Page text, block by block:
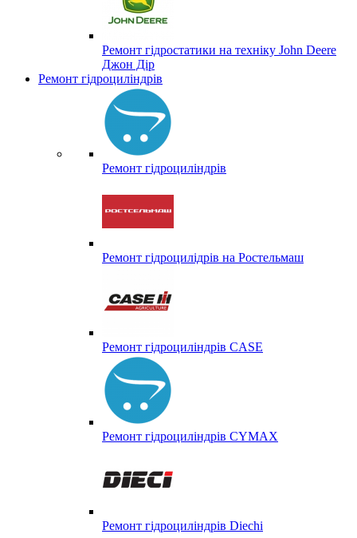
Ремонт гідростатики на техніку John Deere
Джон Дір
Ремонт гідроциліндрів
Ремонт гідроциліндрів
Ремонт гідроцилідрів на Ростельмаш
Ремонт гідроциліндрів CASE
Ремонт гідроциліндрів CYMAX
Ремонт гідроциліндрів Diechi